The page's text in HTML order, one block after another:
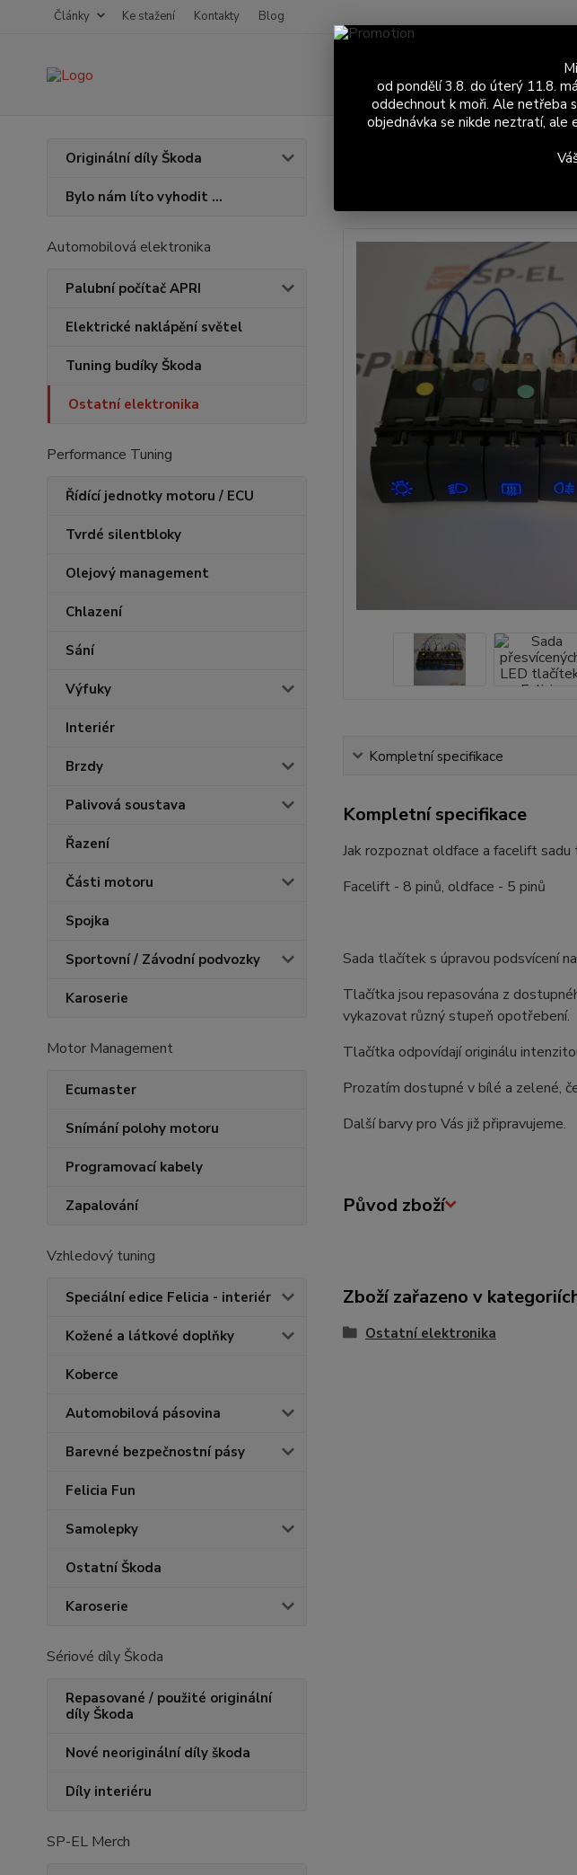
Články Ke stažení Kontakty Blog
Originální díly Škoda
Bylo nám líto vyhodit ...
Automobilová elektronika
Palubní počítač APRI
Elektrické naklápění světel
Tuning budíky Škoda
Ostatní elektronika
Performance Tuning
Řídící jednotky motoru / ECU
Tvrdé silentbloky
Olejový management
Chlazení
Sání
Výfuky
Interiér
Brzdy
Palivová soustava
Řazení
Části motoru
Spojka
Sportovní / Závodní podvozky
Karoserie
Motor Management
Ecumaster
Snímání polohy motoru
Programovací kabely
Zapalování
Vzhledový tuning
Speciální edice Felicia - interiér
Kožené a látkové doplňky
Koberce
Automobilová pásovina
Barevné bezpečnostní pásy
Felicia Fun
Samolepky
Ostatní Škoda
Karoserie
Sériové díly Škoda
Repasované / použité originální
díly Škoda
Nové neoriginální díly škoda
Díly interiéru
SP-EL Merch
Sada
Sada
Kompletní specifikace
Kompletní specifikace
Jak rozpoznat oldface a facelift
Facelift - 8 pinů, oldface - 5 pinů
Sada tlačítek s úpravou podsvícení
Tlačítka jsou repasována z
vykazovat různý stupeň opotřebení.
Tlačítka odpovídají originálu
Prozatím dostupné v bílé a zelené,
Další barvy pro Vás již připravujeme.
Původ zboží
Zboží zařazeno v
Ostatní elektronika
od pondělí 3.8. do úterý 11.8.
oddechnout k moři. Ale netřeba
objednávka se nikde neztratí, ale